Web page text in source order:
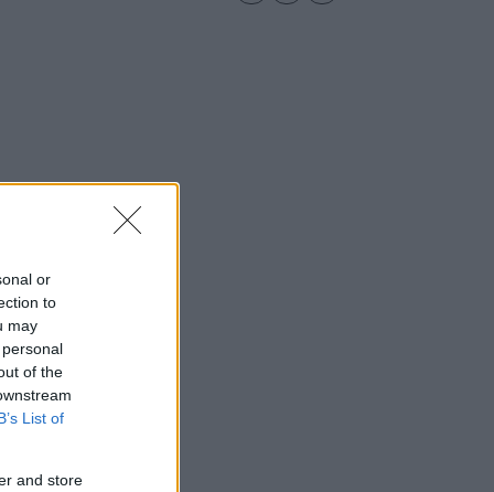
or
to
may
of the
List of
and store